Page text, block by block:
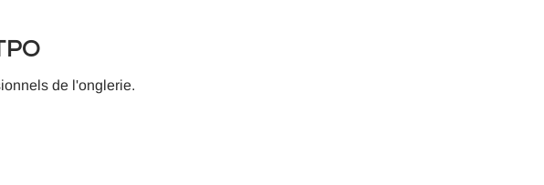
de l'onglerie.